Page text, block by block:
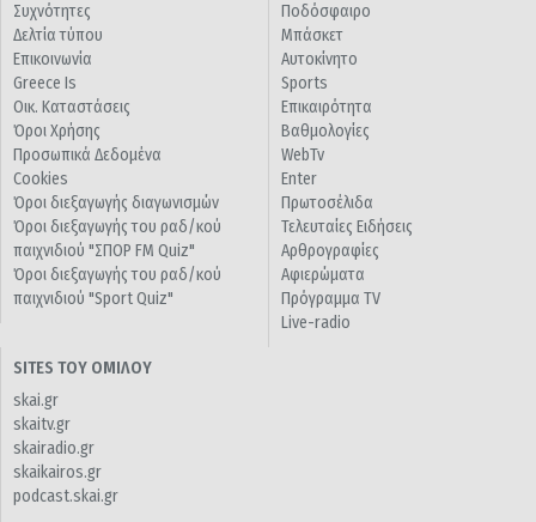
Συχνότητες
Δελτία τύπου
Επικοινωνία
Greece Is
Οικ. Καταστάσεις
Όροι Χρήσης
Προσωπικά Δεδομένα
Cookies
Όροι διεξαγωγής διαγωνισμών
Όροι διεξαγωγής του ραδ/κού
παιχνιδιού "ΣΠΟΡ FM Quiz"
Όροι διεξαγωγής του ραδ/κού
παιχνιδιού "Sport Quiz"
Ποδόσφαιρο
Μπάσκετ
Αυτοκίνητο
Sports
Επικαιρότητα
Βαθμολογίες
WebTv
Enter
Πρωτοσέλιδα
Τελευταίες Ειδήσεις
Αρθρογραφίες
Αφιερώματα
Πρόγραμμα TV
Live-radio
SITES ΤΟΥ ΟΜΙΛΟΥ
skai.gr
skaitv.gr
skairadio.gr
skaikairos.gr
podcast.skai.gr